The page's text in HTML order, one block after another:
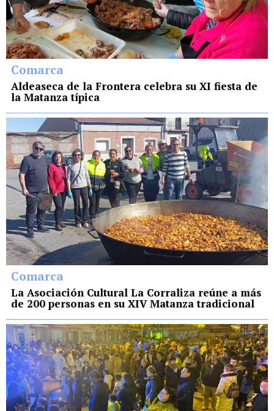
Comarca
Aldeaseca de la Frontera celebra su XI fiesta de
la Matanza típica
Comarca
La Asociación Cultural La Corraliza reúne a más
de 200 personas en su XIV Matanza tradicional